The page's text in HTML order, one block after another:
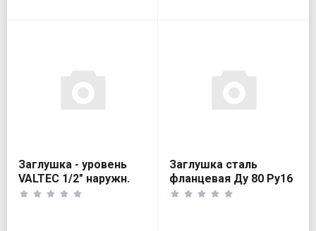
Заглушка - уровень
VALTEC 1/2" наружн.
резьба
Заглушка сталь
фланцевая Ду 80 Ру16
фл АТК